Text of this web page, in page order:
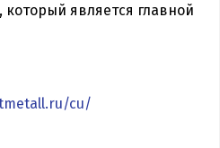
, который является главной
cu/